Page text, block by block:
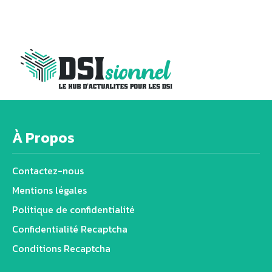
À Propos
Contactez-nous
Mentions légales
Politique de confidentialité
Confidentialité Recaptcha
Conditions Recaptcha